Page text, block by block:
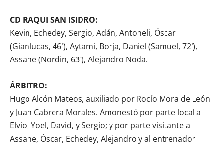
CD RAQUI SAN ISIDRO:
Kevin, Echedey, Sergio, Adán, Antoneli, Óscar
(Gianlucas, 46′), Aytami, Borja, Daniel (Samuel, 72′),
Assane (Nordin, 63′), Alejandro Noda.
ÁRBITRO:
Hugo Alcón Mateos, auxiliado por Rocío Mora de León
y Juan Cabrera Morales. Amonestó por parte local a
Elvio, Yoel, David, y Sergio; y por parte visitante a
Assane, Óscar, Echedey, Alejandro y al entrenador